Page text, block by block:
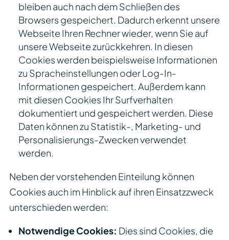
bleiben auch nach dem Schließen des
Browsers gespeichert. Dadurch erkennt unsere
Webseite Ihren Rechner wieder, wenn Sie auf
unsere Webseite zurückkehren. In diesen
Cookies werden beispielsweise Informationen
zu Spracheinstellungen oder Log-In-
Informationen gespeichert. Außerdem kann
mit diesen Cookies Ihr Surfverhalten
dokumentiert und gespeichert werden. Diese
Daten können zu Statistik-, Marketing- und
Personalisierungs-Zwecken verwendet
werden.
Neben der vorstehenden Einteilung können
Cookies auch im Hinblick auf ihren Einsatzzweck
unterschieden werden:
Notwendige Cookies: Dies sind Cookies, die